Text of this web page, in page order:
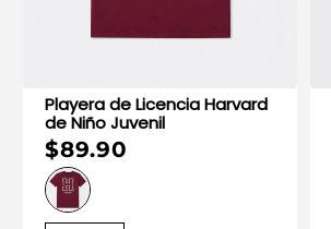
Playera de Licencia Harvard
de Niño Juvenil
$89.90